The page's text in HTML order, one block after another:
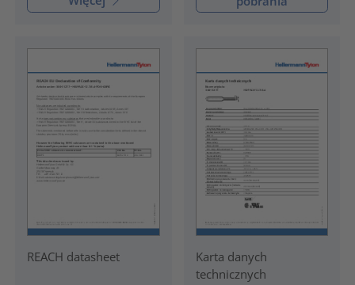
REACH datasheet
Karta danych
technicznych